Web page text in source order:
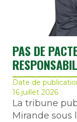
PAS DE
Date de
16 juillet 2026
La tribune
Mirande sous